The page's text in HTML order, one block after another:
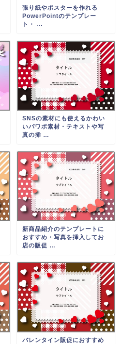
張り紙やポスターを作れる
PowerPointのテンプレー
ト・ …
SNSの素材にも使えるかわい
いパワポ素材・テキストや写
真の挿 …
新商品紹介のテンプレートに
おすすめ・写真を挿入してお
店の販促 …
バレンタイン販促におすすめ